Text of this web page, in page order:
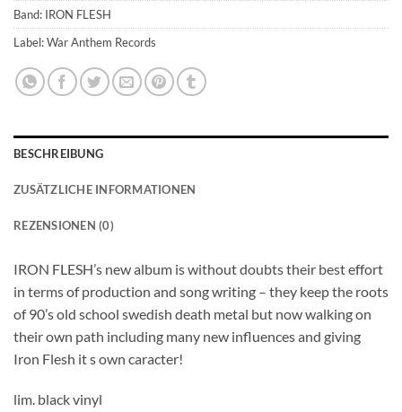
Band: IRON FLESH
Label: War Anthem Records
BESCHREIBUNG
ZUSÄTZLICHE INFORMATIONEN
REZENSIONEN (0)
IRON FLESH’s new album is without doubts their best effort
in terms of production and song writing – they keep the roots
of 90’s old school swedish death metal but now walking on
their own path including many new influences and giving
Iron Flesh it s own caracter!
lim. black vinyl